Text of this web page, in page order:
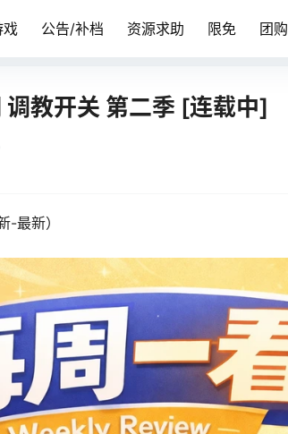
戏 公告/补档 资源求助 限免 团购
教开关 第二季 [连载中]
-最新）